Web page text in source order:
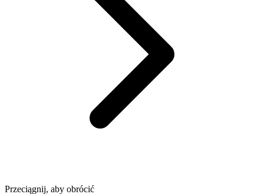
Przeciągnij, aby obrócić